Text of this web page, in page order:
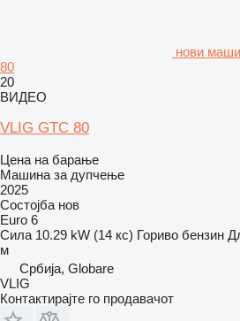
нови
80
20
ВИДЕО
VLIG GTC 80
Цена на барање
Машина за дупчење
2025
Состојба нов
Euro 6
Сила 10.29 kW (14 кс) Гориво бензин
м
Србија, Globare
VLIG
Контактирајте го продавачот